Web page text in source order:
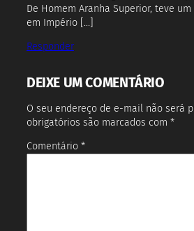
De Homem Aranha Superior, teve
em Império […]
Responder
DEIXE UM COMENTÁRIO
O seu endereço de e-mail não será
obrigatórios são marcados com *
Comentário *